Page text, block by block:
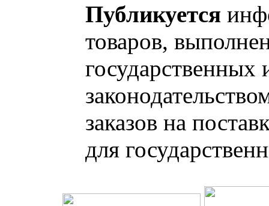
Публикуется
товаров,
заказов на
для